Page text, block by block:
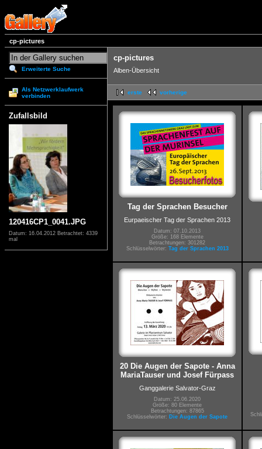
cp-pictures
Erweiterte Suche
Als Netzwerklaufwerk
verbinden
Zufallsbild
120416CP1_0041.JPG
Datum: 16.04.2012 Betrachtet: 4339
mal
cp-pictures
Alben-Übersicht
erste vorherige
Tag der Sprachen Besucher
Eurpaeischer Tag der Sprachen 2013
Datum: 07.10.2013
Größe: 168 Elemente
Betrachtungen: 301282
Schlüsselwörter: Tag der Sprachen 2013
20 Die Augen der Sapote - Anna
MariaTauser und Josef Fürpass
Ganggalerie Salvator-Graz
Datum: 25.06.2020
Größe: 80 Elemente
Betrachtungen: 87865
Schlüsselwörter: Die Augen der Sapote